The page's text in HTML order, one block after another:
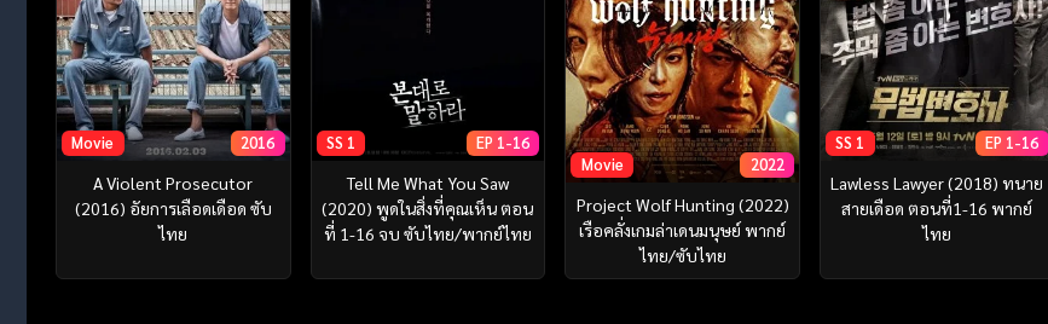
Movie 2016
A Violent Prosecutor
(2016) อัยการเลือดเดือด ซับ
ไทย
SS 1 EP 1-16
Tell Me What You Saw
(2020) พูดในสิ่งที่คุณเห็น ตอน
ที่ 1-16 จบ ซับไทย/พากย์ไทย
Movie 2022
Project Wolf Hunting (2022)
เรือคลั่งเกมล่าเดนมนุษย์ พากย์
ไทย/ซับไทย
SS 1 EP 1-16
Lawless Lawyer (2018) ทนาย
สายเดือด ตอนที่1-16 พากย์
ไทย